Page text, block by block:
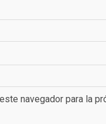
navegador para la